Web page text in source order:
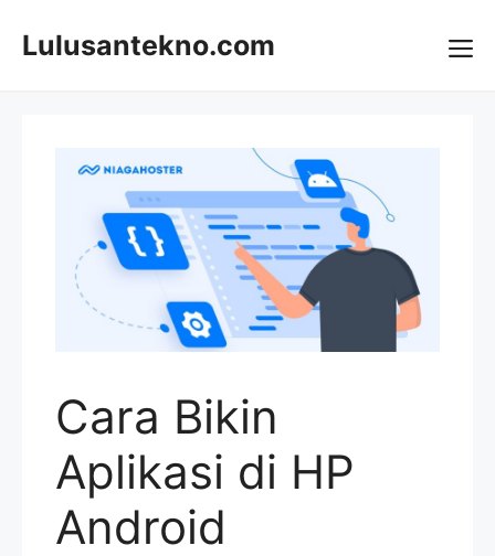
Lulusantekno.com
Cara Bikin
Aplikasi di HP
Android